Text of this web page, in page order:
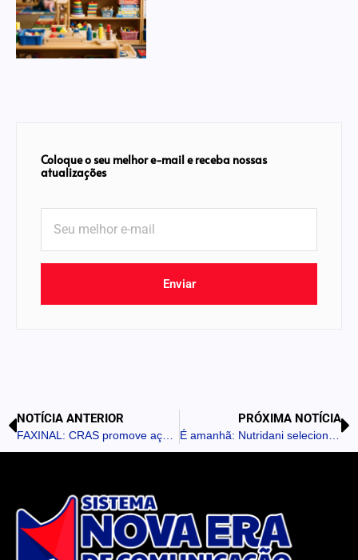
Coloque o seu melhor e-mail e receba nossas
atualizações
Enviar
NOTÍCIA ANTERIOR PRÓXIMA NOTÍCIA